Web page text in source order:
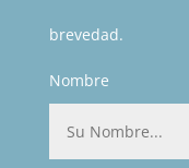
brevedad.
Nombre